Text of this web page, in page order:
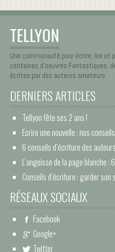
TELLYON
Une communauté pour écrire, lire
centaines d’oeuvres Fantastiques,
écrites par des auteurs amateurs.
DERNIERS ARTICLES
Tellyon fête ses 2 ans !
Ecrire une nouvelle : nos conseils
6 conseils d’écriture des
L’angoisse de la page blanche :
Conseils d’écriture : garder
RÉSEAUX SOCIAUX
Facebook
Google+
Twitter